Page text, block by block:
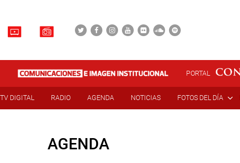
PORTAL
TV DIGITAL RADIO AGENDA NOTICIAS FOTOS DEL DÍA
AGENDA